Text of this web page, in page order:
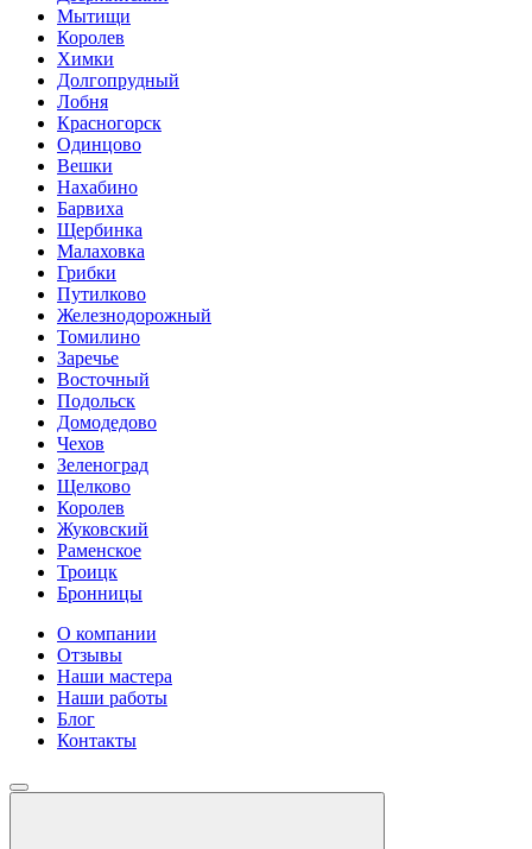
Мытищи
Королев
Химки
Долгопрудный
Лобня
Красногорск
Одинцово
Вешки
Нахабино
Барвиха
Щербинка
Малаховка
Грибки
Путилково
Железнодорожный
Томилино
Заречье
Восточный
Подольск
Домодедово
Чехов
Зеленоград
Щелково
Королев
Жуковский
Раменское
Троицк
Бронницы
О компании
Отзывы
Наши мастера
Наши работы
Блог
Контакты